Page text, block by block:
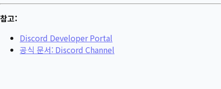
참고:
Discord Developer Portal
공식 문서: Discord Channel